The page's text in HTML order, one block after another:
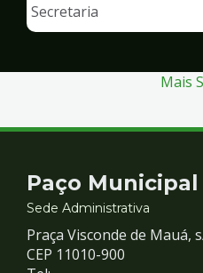
Secretaria
Mais
Contato
e
Redes
Paço Municipal
Sede Administrativa
Praça Visconde de Mauá,
CEP 11010-900